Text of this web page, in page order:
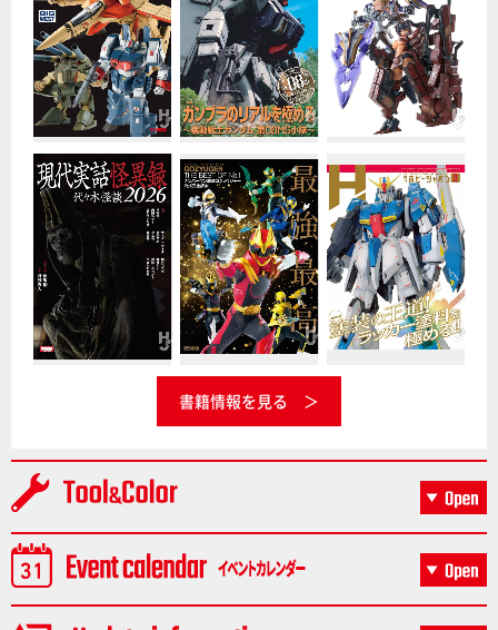
書籍情報を見る